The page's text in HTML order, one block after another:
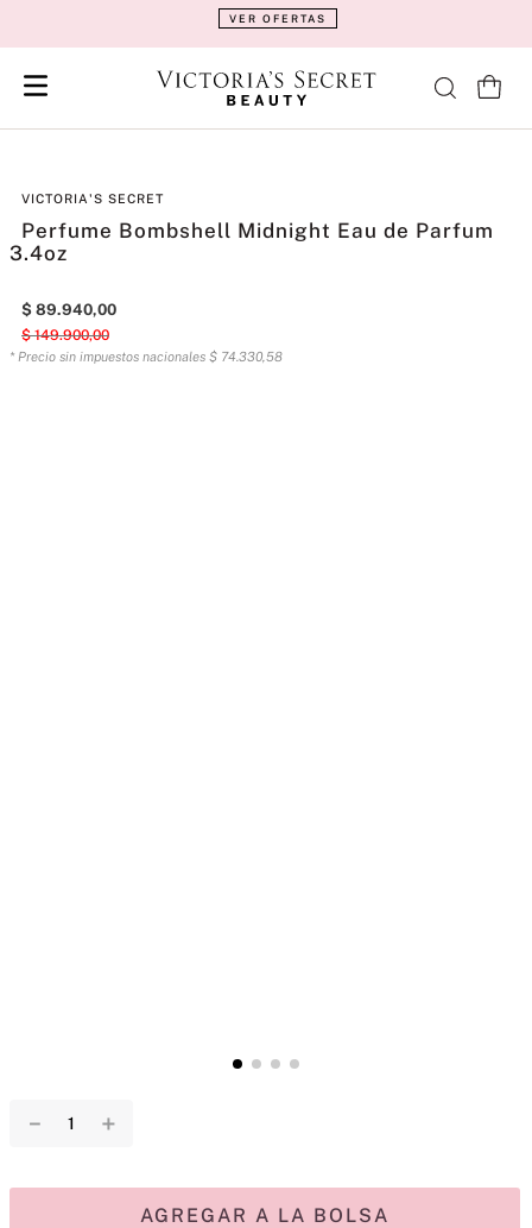
VER OFERTAS
VICTORIA'S SECRET
Perfume Bombshell Midnight Eau de Parfum
3.4oz
$ 89.940,00
$ 149.900,00
* Precio sin impuestos nacionales $ 74.330,58
＋
－
AGREGAR A LA BOLSA